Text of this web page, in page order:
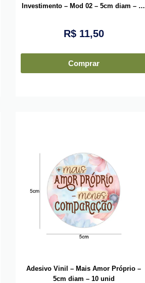
Investimento – Mod 02 – 5cm diam – 10
R$11,50
Comprar
Adesivo Vinil – Mais Amor Próprio –
5cm diam – 10 unid